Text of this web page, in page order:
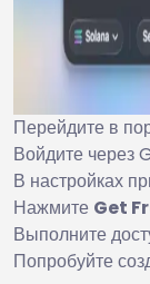
Перейдите в
Войдите через
В настройках
Нажмите Get
Выполните
Попробуйте